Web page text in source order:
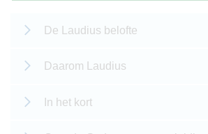
De Laudius belofte
Daarom Laudius
In het kort